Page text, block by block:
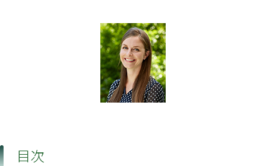
目次